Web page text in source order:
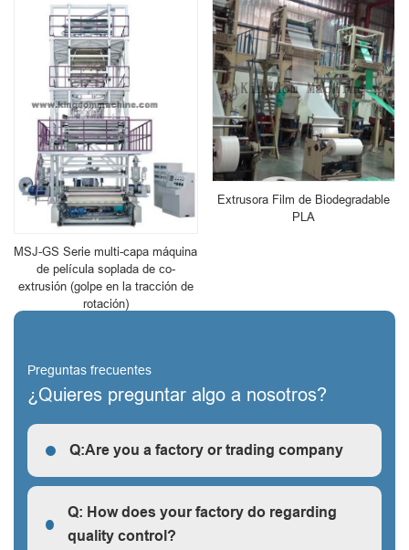
MSJ-GS Serie multi-capa máquina
de película soplada de co-
extrusión (golpe en la tracción de
rotación)
Extrusora Film de Biodegradable
PLA
Preguntas frecuentes
¿Quieres preguntar algo a nosotros?
Q:Are you a factory or trading company
R: We are a factory, we can guarantee our price is
first-hand, very cheap and competitive.
Q: How does your factory do regarding
quality control?